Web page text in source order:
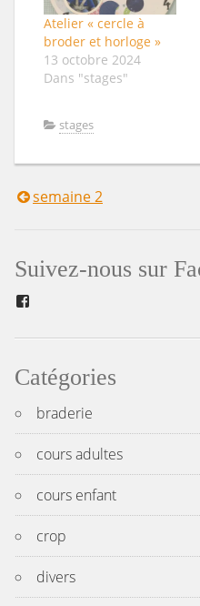
Atelier « cercle à
broder et horloge »
13 octobre 2024
Dans "stages"
stages
Navigation
l’article
semaine 2
Suivez-nous sur
Catégories
braderie
cours adultes
cours enfant
crop
divers